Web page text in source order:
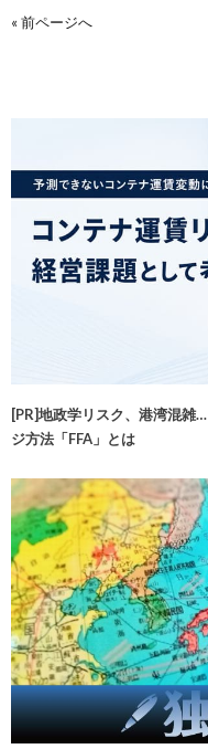
« 前ページへ
[PR]地政学リスク、港湾混雑
ジ方法「FFA」とは